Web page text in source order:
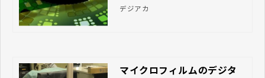
説明させていただきました。
デジアカ
マイクロフィルムのデジタ